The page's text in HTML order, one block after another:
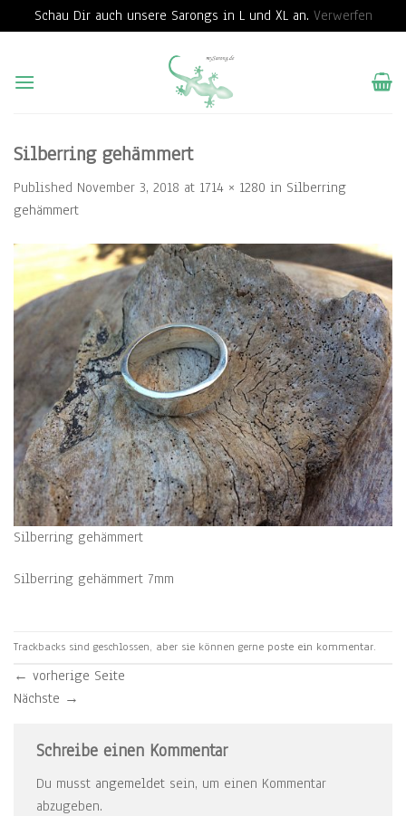
Schau Dir auch unsere Sarongs in L und XL an. Verwerfen
content
Silberring gehämmert
Published November 3, 2018 at 1714 × 1280 in Silberring
gehämmert
Silberring gehämmert
Silberring gehämmert 7mm
Trackbacks sind geschlossen, aber sie können gerne poste ein kommentar.
← vorherige Seite
Nächste →
Schreibe einen Kommentar
Du musst angemeldet sein, um einen Kommentar
abzugeben.